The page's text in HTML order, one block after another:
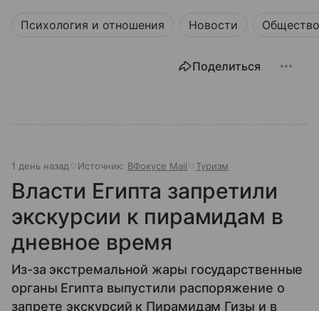
Психология и отношения Новости Общество
Поделиться
1 день назад Источник: ВФокусе Mail Туризм
Власти Египта запретили
экскурсии к пирамидам в
дневное время
Из-за экстремальной жары государственные
органы Египта выпустили распоряжение о
запрете экскурсий к Пирамидам Гизы и в